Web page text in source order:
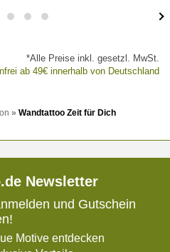
*Alle Preise inkl. gesetzl. MwSt.
ab 49€ innerhalb von Deutschland
» Wandtattoo Zeit für Dich
Newsletter
und Gutschein
Motive entdecken